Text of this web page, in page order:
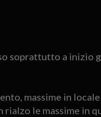
soprattutto a inizio
massime in
rialzo le massime in